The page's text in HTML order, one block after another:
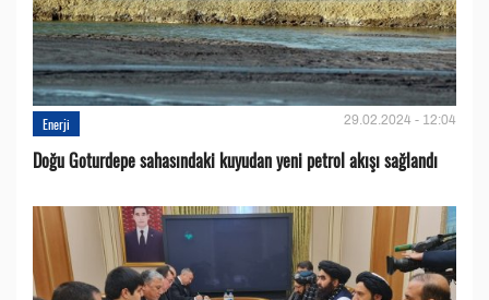
Enerji 29.02.2024 - 12:04
Doğu Goturdepe sahasındaki kuyudan yeni petrol akışı sağlandı